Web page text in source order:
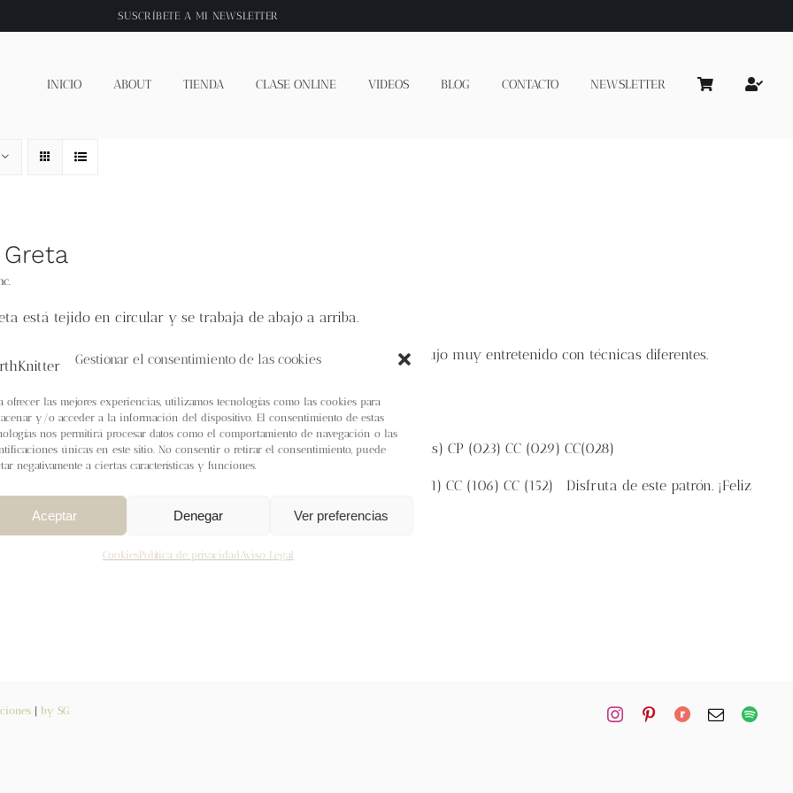
Gestionar el consentimiento de las cookies
ofrecer las mejores experiencias, utilizamos tecnologías como las cookies para
y/o acceder a la información del dispositivo. El consentimiento de estas
nos permitirá procesar datos como el comportamiento de navegación o las
únicas en este sitio. No consentir o retirar el consentimiento, puede
negativamente a ciertas características y funciones.
Aceptar Denegar Ver preferencias
CookiesPolítica de privacidad Aviso Legal
SUSCRÍBETE A MI NEWSLETTER
INICIO ABOUT TIENDA CLASE ONLINE VIDEOS BLOG CONTACTO NEWSLETTER
está tejido en circular y se trabaja de abajo a arriba.
es una flor trabajada a colorwork y puntos envueltos, un dibujo muy entretenido con técnicas diferentes.
ajustado a la cabeza y súper calentito.
Opción 1: Rowan Calidad Pebble Island 100% wool 108m (118 yds) CP (023) CC (029) CC(028)
CP (101) CC (106) CC (152) Disfruta de este patrón. ¡Feliz
| by SG